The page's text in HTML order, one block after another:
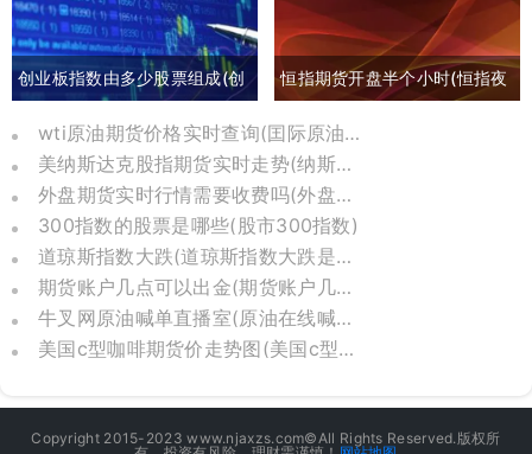
创业板指数由多少股票组成(创
业板指数包括哪些)
恒指期货开盘半个小时(恒指夜
间期货和开盘点数)
wti原油期货价格实时查询(囯际原油期货价格)
美纳斯达克股指期货实时走势(纳斯达克股指期货实时)
外盘期货实时行情需要收费吗(外盘期货实时行情在哪里可以看到)
300指数的股票是哪些(股市300指数)
道琼斯指数大跌(道琼斯指数大跌是哪一年)
期货账户几点可以出金(期货账户几点可以转账)
牛叉网原油喊单直播室(原油在线喊单直播)
美国c型咖啡期货价走势图(美国c型咖啡期货交易价)
Copyright 2015-2023 www.njaxzs.com©All Rights Reserved.版权所